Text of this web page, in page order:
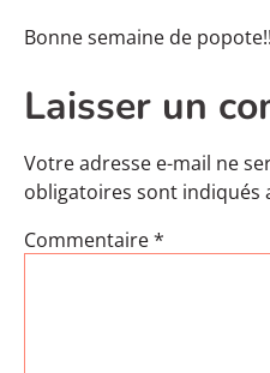
Bonne semaine de popote!!
Laisser un
Votre adresse e-mail ne
obligatoires sont indiqués
Commentaire*